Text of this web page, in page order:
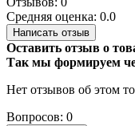
Средняя оценка: 0.0
Написать отзыв
Оставить отзыв о
Так мы формируем
Нет отзывов об этом
Вопросов: 0